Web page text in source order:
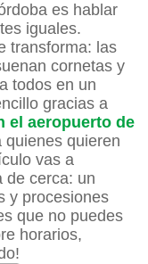
es hablar
iguales.
transforma: las
cornetas y
todos en un
gracias a
el aeropuerto de
quienes quieren
vas a
de cerca: un
y procesiones
que no puedes
horarios,